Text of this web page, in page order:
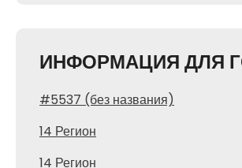
ИНФОРМАЦИЯ ДЛЯ
#5537 (без названия)
14 Регион
14 Регион